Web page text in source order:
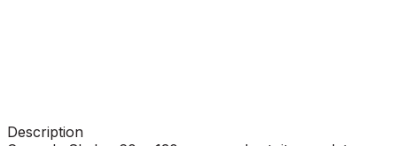
Description